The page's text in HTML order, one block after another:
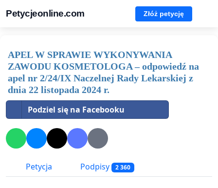
Petycjeonline.com Złóż petycję
APEL W SPRAWIE WYKONYWANIA
ZAWODU KOSMETOLOGA – odpowiedź na
apel nr 2/24/IX Naczelnej Rady Lekarskiej z
dnia 22 listopada 2024 r.
Podziel się na Facebooku
Petycja Podpisy 2 360